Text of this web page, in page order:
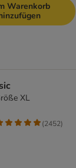
Warenkorb
XL
(2452)